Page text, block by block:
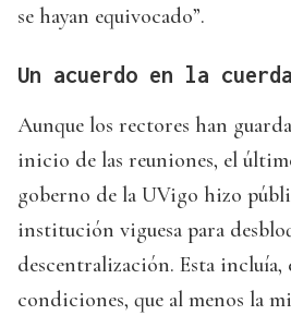
se hayan equivocado”.
Un acuerdo en la
Aunque los rectores han
inicio de las reuniones, el
goberno de la UVigo hizo
institución viguesa para
descentralización. Esta incluía,
condiciones, que al menos la